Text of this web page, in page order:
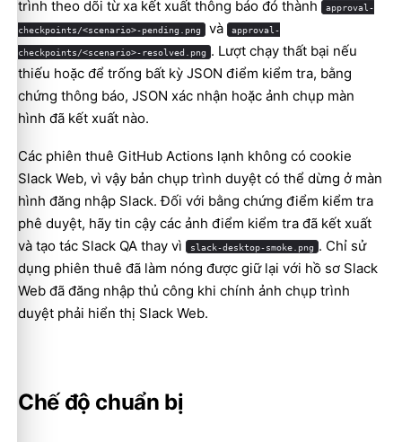
trình theo dõi từ xa kết xuất thông báo đó thành approval-
checkpoints/<scenario>-pending.png và approval-
checkpoints/<scenario>-resolved.png . Lượt chạy thất bại nếu
thiếu hoặc để trống bất kỳ JSON điểm kiểm tra, bằng
chứng thông báo, JSON xác nhận hoặc ảnh chụp màn
hình đã kết xuất nào.
Các phiên thuê GitHub Actions lạnh không có cookie
Slack Web, vì vậy bản chụp trình duyệt có thể dừng ở màn
hình đăng nhập Slack. Đối với bằng chứng điểm kiểm tra
phê duyệt, hãy tin cậy các ảnh điểm kiểm tra đã kết xuất
và tạo tác Slack QA thay vì
slack-desktop-smoke.png . Chỉ sử
dụng phiên thuê đã làm nóng được giữ lại với hồ sơ Slack
Web đã đăng nhập thủ công khi chính ảnh chụp trình
duyệt phải hiển thị Slack Web.
Chế độ chuẩn bị